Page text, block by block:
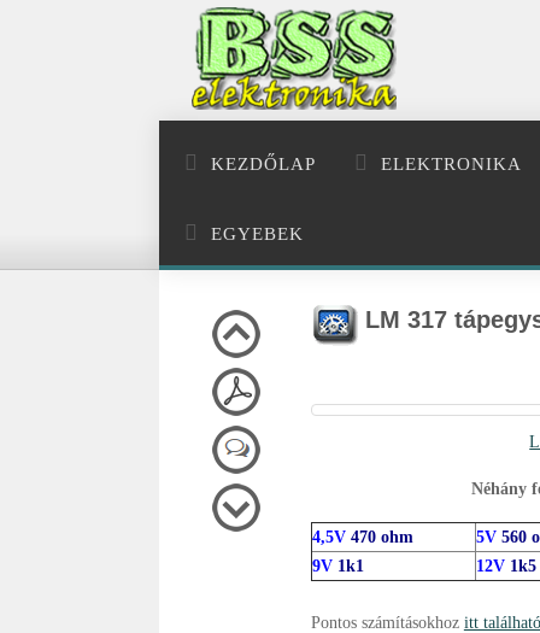
KEZDŐLAP ELEKTRONIKA
EGYEBEK
LM 317
Néhány
4,5V 470 ohm 5V 560
9V 1k1 12V 1k5
Pontos számításokhoz itt